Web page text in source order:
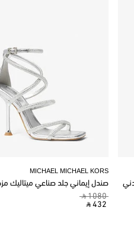
MICHAEL MICHAEL KORS
صندل إيماني جلد صناعي ميتاليك
‎ ⃁ 1080 ‎
‎ ⃁ 432 ‎